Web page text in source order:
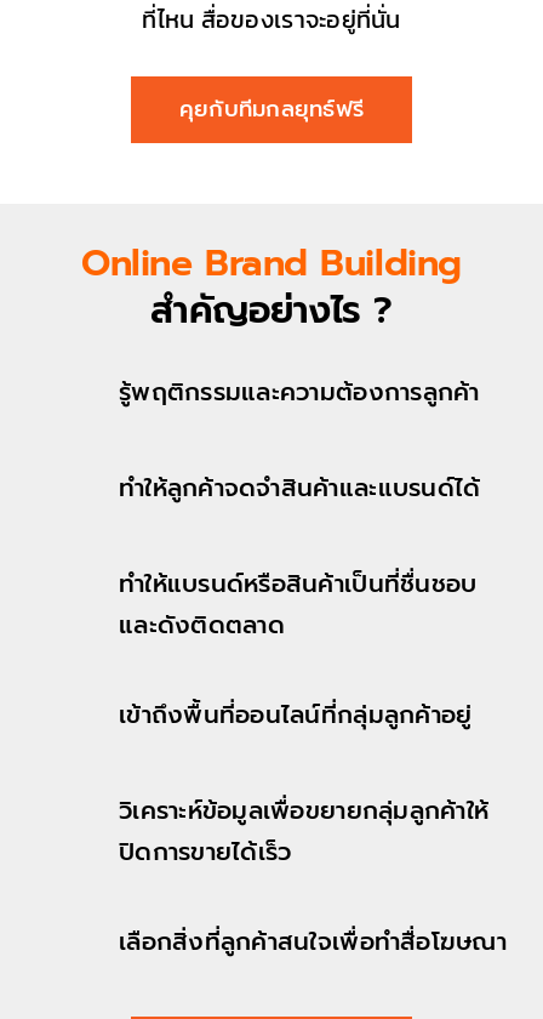
ที่ไหน สื่อของเราจะอยู่ที่นั่น
คุยกับทีมกลยุทธ์ฟรี
Online Brand Building
สำคัญอย่างไร ?
รู้พฤติกรรมและความต้องการลูกค้า
ทำให้ลูกค้าจดจำสินค้าและแบรนด์ได้
ทำให้แบรนด์หรือสินค้าเป็นที่ชื่นชอบ
และดังติดตลาด
เข้าถึงพื้นที่ออนไลน์ที่กลุ่มลูกค้าอยู่
วิเคราะห์ข้อมูลเพื่อขยายกลุ่มลูกค้าให้
ปิดการขายได้เร็ว
เลือกสิ่งที่ลูกค้าสนใจเพื่อทำสื่อโฆษณา